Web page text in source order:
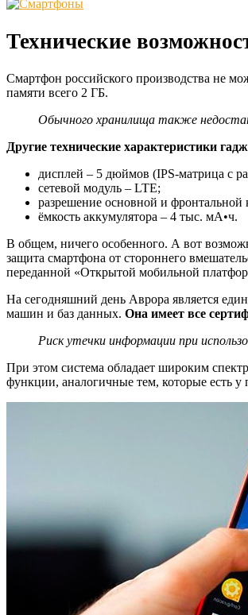
Технические
Смартфон российского производства не
памяти всего 2 ГБ.
Обычного хранилища также
Другие технические характеристики
дисплей – 5 дюймов (IPS-матрица с
сетевой модуль – LTE;
разрешение основной и
ёмкость аккумулятора – 4 тыс. мА•ч.
В общем, ничего особенного. А вот
защита смартфона от стороннего
переданной «Открытой мобильной
На сегодняшний день Аврора является
машин и баз данных. Она имеет все
Риск утечки информации при
При этом система обладает широким
функции, аналогичные тем, которые есть у